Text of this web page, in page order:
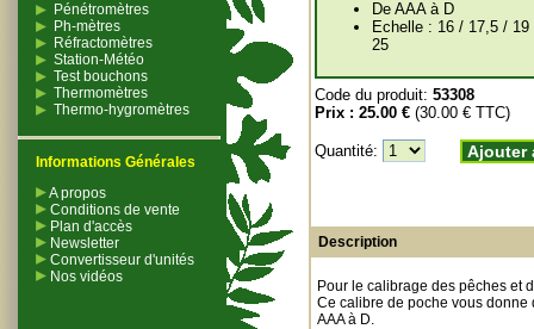
Pénétromètres
Ph-mètres
Réfractomètres
Station-Météo
Test bouchons
Thermomètres
Thermo-hygromètres
Informations Générales
A propos
Conditions de vente
Plan d'accès
Newsletter
Convertisseur d'unités
Nos vidéos
De AAA à D
Echelle : 16 / 17,5 /
25
Code du produit: 53308
Prix : 25.00 € (30.00 € TTC)
Quantité: Ajouter
Description
Pour le calibrage des pêches et
Ce calibre de poche vous
AAA à D.